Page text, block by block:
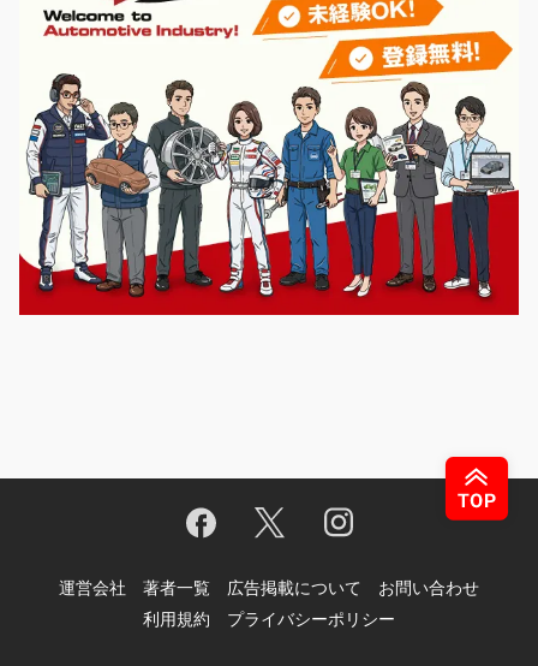
運営会社 著者一覧 広告掲載について
お問い合わせ
利用規約
プライバシーポリシー